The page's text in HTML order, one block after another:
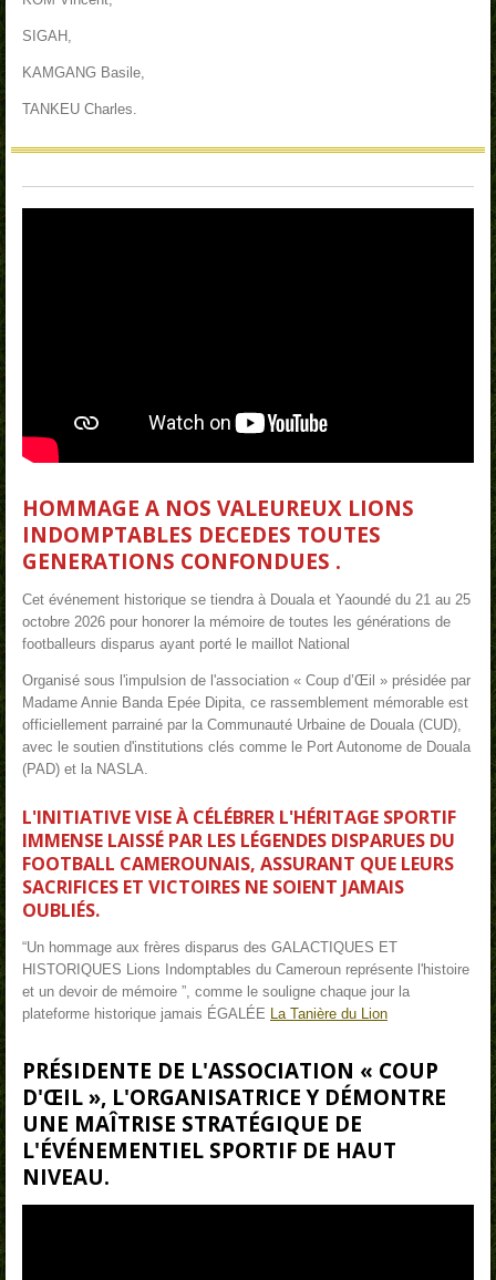
SIGAH,
KAMGANG Basile,
TANKEU Charles.
HOMMAGE A NOS VALEUREUX LIONS
INDOMPTABLES DECEDES TOUTES
GENERATIONS CONFONDUES .
Cet événement historique se tiendra à Douala et Yaoundé du 21 au 25
octobre 2026 pour honorer la mémoire de toutes les générations de
footballeurs disparus ayant porté le maillot National
Organisé sous l'impulsion de l'association « Coup d’Œil » présidée par
Madame Annie Banda Epée Dipita, ce rassemblement mémorable est
officiellement parrainé par la Communauté Urbaine de Douala (CUD),
avec le soutien d'institutions clés comme le Port Autonome de Douala
(PAD) et la NASLA.
L'INITIATIVE VISE À CÉLÉBRER L'HÉRITAGE SPORTIF
IMMENSE LAISSÉ PAR LES LÉGENDES DISPARUES DU
FOOTBALL CAMEROUNAIS, ASSURANT QUE LEURS
SACRIFICES ET VICTOIRES NE SOIENT JAMAIS
OUBLIÉS.
“Un hommage aux frères disparus des GALACTIQUES ET
HISTORIQUES Lions Indomptables du Cameroun représente l'histoire
et un devoir de mémoire ”, comme le souligne chaque jour la
plateforme historique jamais ÉGALÉE La Tanière du Lion
PRÉSIDENTE DE L'ASSOCIATION « COUP
D'ŒIL», L'ORGANISATRICE Y DÉMONTRE
UNE MAÎTRISE STRATÉGIQUE DE
L'ÉVÉNEMENTIEL SPORTIF DE HAUT
NIVEAU.